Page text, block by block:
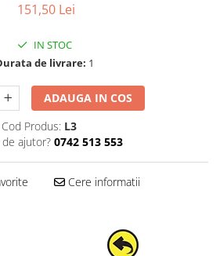
151,50 Lei
IN STOC
de livrare: 1
ADAUGA IN COS
Cod Produs: L3
ajutor? 0742 513 553
Cere informatii